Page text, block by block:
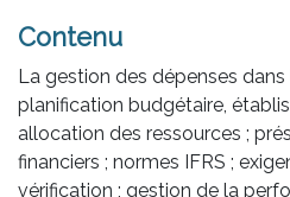
Contenu
La gestion des dépenses dans
planification budgétaire,
allocation des ressources ;
financiers ; normes IFRS ;
vérification ; gestion de la